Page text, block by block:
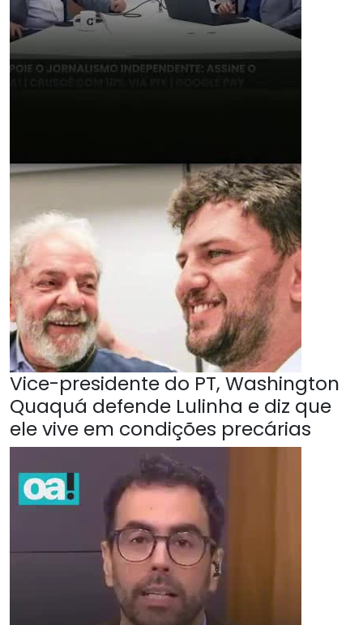
Vice-presidente do PT, Washington
Quaquá defende Lulinha e diz que
ele vive em condições precárias